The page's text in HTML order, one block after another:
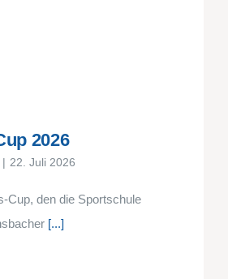
2026
| 22. Juli 2026
Cup, den die Sportschule
[...]